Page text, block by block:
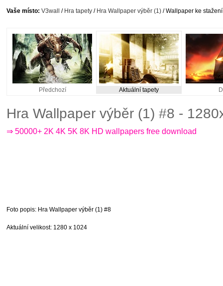
Vaše místo: V3wall / Hra tapety / Hra Wallpaper výběr (1) / Wallpaper ke stažení
Předchozí Aktuální tapety
Hra Wallpaper výběr (1) #8 -
⇒ 50000+ 2K 4K 5K 8K HD wallpapers free download
Foto popis: Hra Wallpaper výběr (1) #8
Aktuální velikost: 1280 x 1024